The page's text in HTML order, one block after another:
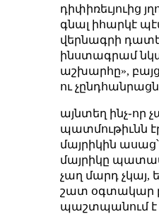
դիփիռեւյուից
գնալ իհարկէ
վերնագրի
ինստագրամ
աշխարհը»,
ու
այնտեղ ինչ֊որ
պատմութիւնն
մայրիկին ասաց՝
մայրիկը
չաղ մարդ չկայ,
շատ օգտակար
պաշտպանում է